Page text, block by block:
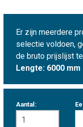
Er zijn meerdere
selectie voldoen,
de bruto prijslijst
Lengte: 6000 mm
Aantal: